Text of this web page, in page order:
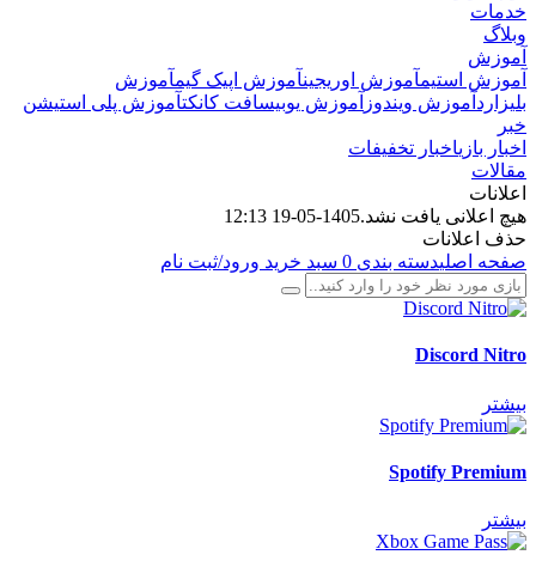
خدمات
وبلاگ
آموزش
آموزش استیمآموزش اوریجینآموزش اپیک گیمآموزش
بلیزارد آموزش ویندوز آموزش یوبیسافت کانکتآموزش پلی استیشن
خبر
اخبار بازیاخبار تخفیفات
مقالات
اعلانات
هیچ اعلانی یافت نشد.1405-05-19 12:13
حذف اعلانات
صفحه اصلیدسته بندی 0 سبد خرید ورود/ثبت نام
Discord Nitro
بیشتر
Spotify Premium
بیشتر